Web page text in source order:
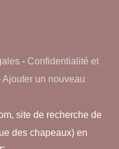
- Confidentialité et
Ajouter un nouveau
site de recherche de
des chapeaux) en